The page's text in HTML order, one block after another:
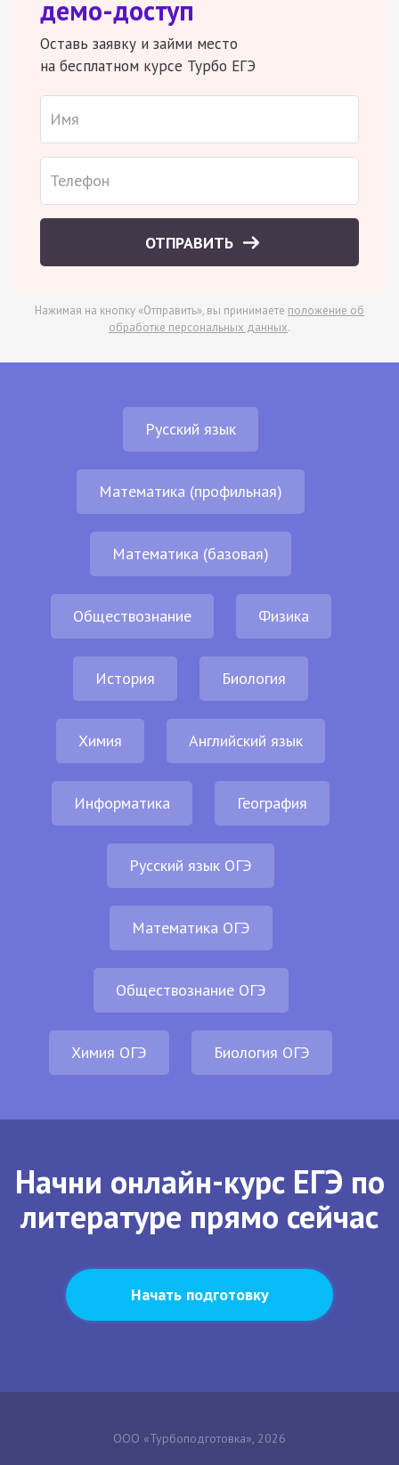
демо-доступ
Оставь заявку и займи место
на бесплатном курсе Турбо ЕГЭ
ОТПРАВИТЬ
Нажимая на кнопку «Отправить», вы принимаете положение об
обработке персональных данных.
Русский язык
Математика (профильная)
Математика (базовая)
Обществознание Физика
История Биология
Химия Английский язык
Информатика География
Русский язык ОГЭ
Математика ОГЭ
Обществознание ОГЭ
Химия ОГЭ Биология ОГЭ
Начни онлайн-курс ЕГЭ по
литературе прямо сейчас
Начать подготовку
ООО «Турбоподготовка», 2026